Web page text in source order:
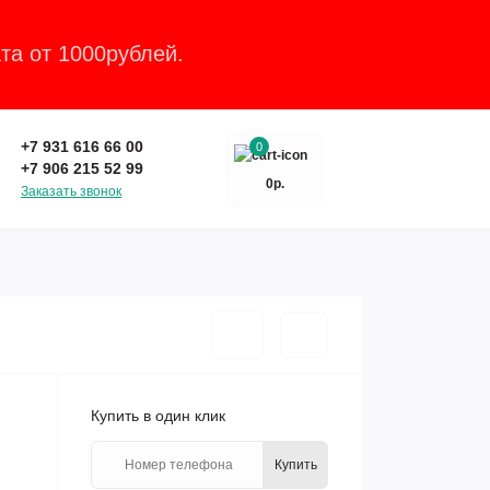
от 1000рублей.
+7 931 616 66 00
+7 906 215 52 99
Заказать звонок
0
0р.
Купить в один клик
Купить